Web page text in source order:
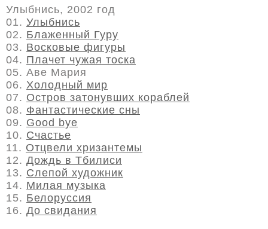
Улыбнись, 2002 год
01. Улыбнись
02. Блаженный Гуру
03. Восковые фигуры
04. Плачет чужая тоска
05. Аве Мария
06. Холодный мир
07. Остров затонувших кораблей
08. Фантастические сны
09. Good bye
10. Счастье
11. Отцвели хризантемы
12. Дождь в Тбилиси
13. Слепой художник
14. Милая музыка
15. Белоруссия
16. До свидания